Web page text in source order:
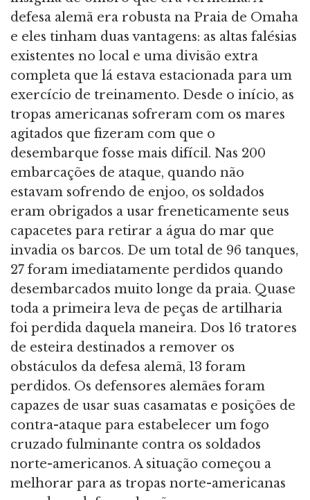
defesa alemã era robusta na Praia de Omaha
e eles tinham duas vantagens: as altas falésias
existentes no local e uma divisão extra
completa que lá estava estacionada para um
exercício de treinamento. Desde o início, as
tropas americanas sofreram com os mares
agitados que fizeram com que o
desembarque fosse mais difícil. Nas 200
embarcações de ataque, quando não
estavam sofrendo de enjoo, os soldados
eram obrigados a usar freneticamente seus
capacetes para retirar a água do mar que
invadia os barcos. De um total de 96 tanques,
27 foram imediatamente perdidos quando
desembarcados muito longe da praia. Quase
toda a primeira leva de peças de artilharia
foi perdida daquela maneira. Dos 16 tratores
de esteira destinados a remover os
obstáculos da defesa alemã, 13 foram
perdidos. Os defensores alemães foram
capazes de usar suas casamatas e posições de
contra-ataque para estabelecer um fogo
cruzado fulminante contra os soldados
norte-americanos. A situação começou a
melhorar para as tropas norte-americanas